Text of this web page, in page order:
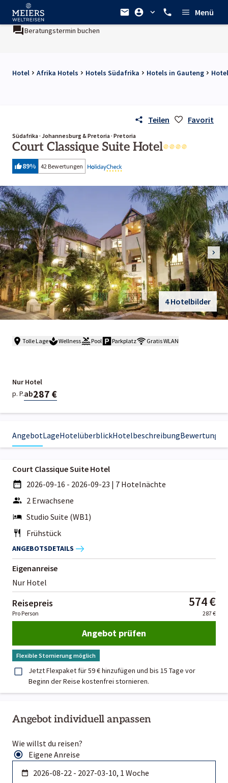
Menü
Beratungstermin buchen
Hotel Afrika Hotels Hotels Südafrika Hotels in Gauteng
Teilen Favorit
Südafrika · Johannesburg & Pretoria · Pretoria
Court Classique Suite Hotel
89% 42 Bewertungen
4 Hotelbilder
Tolle Lage Wellness Pool Parkplatz Gratis WLAN
Nur Hotel
p. P.ab287 €
AngebotLageHotelüberblickHotelbeschreibungBewertungen
Angebot individuell anpassen
Wie willst du reisen?
Eigene Anreise
Court Classique Suite Hotel
2026-09-16 - 2026-09-23 | 7 Hotelnächte
2 Erwachsene
Studio Suite (WB1)
Frühstück
ANGEBOTSDETAILS
Eigenanreise
Nur Hotel
Reisepreis 574 €
Pro Person 287 €
Angebot prüfen
Flexible Stornierung möglich
Jetzt Flexpaket für 59 € hinzufügen und bis 15 Tage vor
Beginn der Reise kostenfrei stornieren.